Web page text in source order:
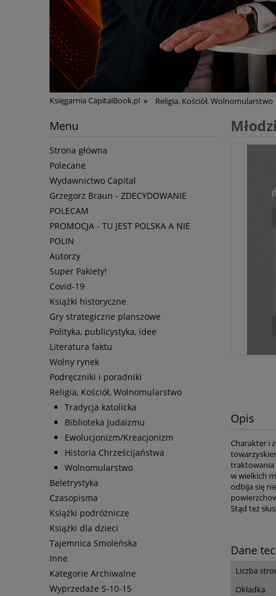
Księgarnia CapitalBook.pl » Religia, Kościół, Wolnomularstwo
Menu
Strona główna
Polecane
Wydawnictwo Capital
Grzegorz Braun - ZDECYDOWANIE
POLECAM
PROMOCJA - TU JEST POLSKA A NIE
POLIN
Autorzy
Super Pakiety!
Covid-19
Książki historyczne
Gry strategiczne planszowe
Polityka, publicystyka, idee
Literatura faktu
Wolny rynek
Podręczniki i poradniki
Religia, Kościół, Wolnomularstwo
Tradycja katolicka
Biblioteka Judaizmu
Ewolucjonizm/Kreacjonizm
Historia Chrześcijaństwa
Wolnomularstwo
Beletrystyka
Czasopisma
Książki podróżnicze
Książki dla dzieci
Tajemnica Smoleńska
Inne
Kategorie Archiwalne
Wyprzedaże 5-10-15
Opis
Charakter i
traktowania
w wielkich
odbija się
Stąd też
Dane
Liczba
Okładka